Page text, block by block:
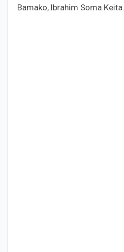
Bamako, lbrahim Soma Keita.